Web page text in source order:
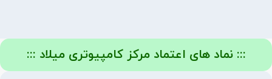
::: نماد های اعتماد مرکز کامپیوتری میلاد :::